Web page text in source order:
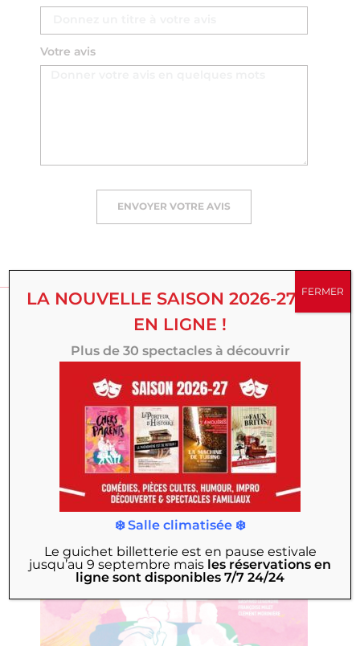
Votre avis
ENVOYER VOTRE AVIS
ÊTRE
LA NOUVELLE SAISON 2026-27 EST
EN LIGNE !
Plus de 30 spectacles à découvrir
❄️ Salle climatisée ❄️
Le guichet billetterie est en pause estivale
jusqu’au 9 septembre mais les réservations en
ligne sont disponibles 7/7 24/24
FERMER